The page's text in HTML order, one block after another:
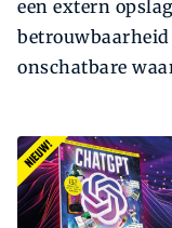
een extern
onschatbare